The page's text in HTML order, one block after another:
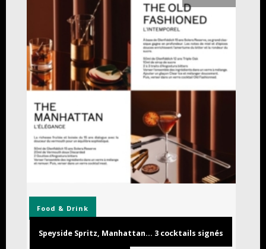
Food & Drink
Speyside Spritz, Manhattan… 3 cocktails signés